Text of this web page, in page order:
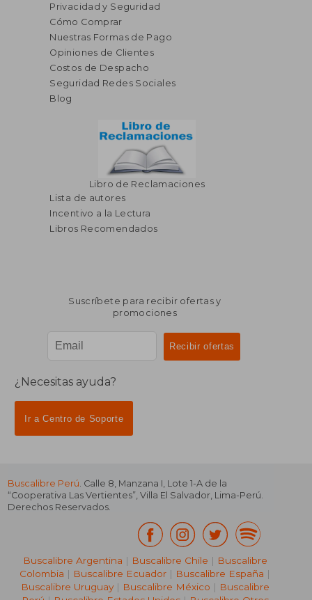
40%
dcto.
S/ 132,73
S/ 79,64
Privacidad y Seguridad
Cómo Comprar
Nuestras Formas de Pago
Opiniones de Clientes
Costos de Despacho
Seguridad Redes Sociales
Blog
Libro de Reclamaciones
Lista de autores
Incentivo a la Lectura
Libros Recomendados
Suscríbete para recibir ofertas y
promociones
¿Necesitas ayuda?
Ir a Centro de Soporte
Buscalibre Perú. Calle 8, Manzana I, Lote 1-A de la
“Cooperativa Las Vertientes”, Villa El Salvador, Lima-Perú.
Derechos Reservados.
Buscalibre Argentina | Buscalibre Chile | Buscalibre
Colombia | Buscalibre Ecuador | Buscalibre España |
Buscalibre Uruguay| Buscalibre México | Buscalibre